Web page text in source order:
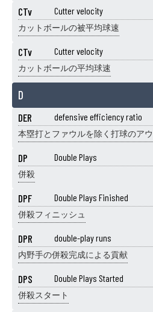
CTv Cutter velocity
カットボールの被平均球速
CTv Cutter velocity
カットボールの平均球速
D
DER defensive efficiency ratio
本塁打とファウルを除く打球のア
DP Double Plays
併殺
DPF Double Plays Finished
併殺フィニッシュ
DPR double-play runs
内野手の併殺完成による貢献
DPS Double Plays Started
併殺スタート